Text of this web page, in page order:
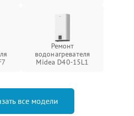
Ремонт
водонагревателя
Midea D40-15L1
все модели